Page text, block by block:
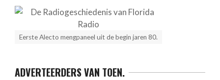
Eerste Alecto mengpaneel uit de begin jaren 80.
ADVERTEERDERS VAN TOEN.